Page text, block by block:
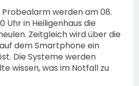
werden am 08.
Uhr in Heiligenhaus die
Zeitgleich wird über die
dem Smartphone ein
Die Systeme werden
wissen, was im Notfall zu